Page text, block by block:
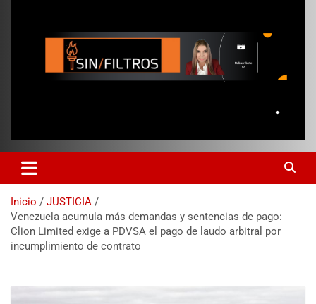
Inicio
JUSTICIA
Venezuela acumula más demandas y sentencias de pago:
Clion Limited exige a PDVSA el pago de laudo arbitral por
incumplimiento de contrato